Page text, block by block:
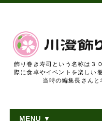
飾り巻き寿司という名称は３
際に食卓やイベントを楽しい
当時の編集長さんと
MENU ▼